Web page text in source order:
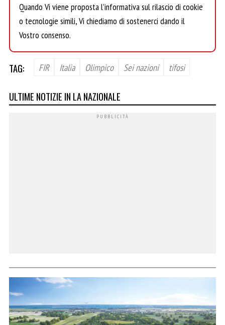
Quando Vi viene proposta l’informativa sul rilascio di cookie
o tecnologie simili, Vi chiediamo di sostenerci dando il
Vostro consenso.
TAG: FIR Italia Olimpico Sei nazioni tifosi
ULTIME NOTIZIE IN LA NAZIONALE